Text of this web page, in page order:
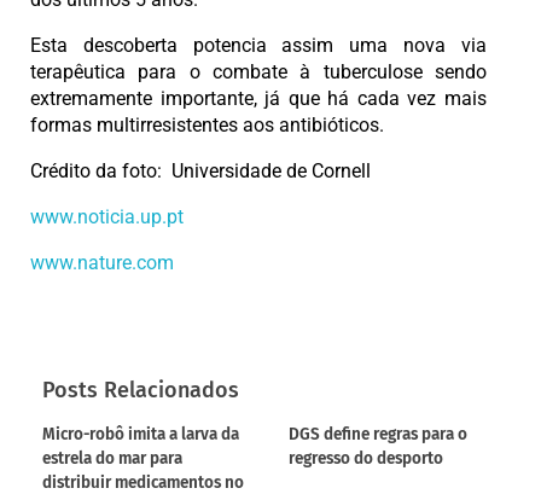
Esta descoberta potencia assim uma nova via
terapêutica para o combate à tuberculose sendo
extremamente importante, já que há cada vez mais
formas multirresistentes aos antibióticos.
Crédito da foto: Universidade de Cornell
www.noticia.up.pt
www.nature.com
Posts Relacionados
Micro-robô imita a larva da
estrela do mar para
distribuir medicamentos no
DGS define regras para o
regresso do desporto